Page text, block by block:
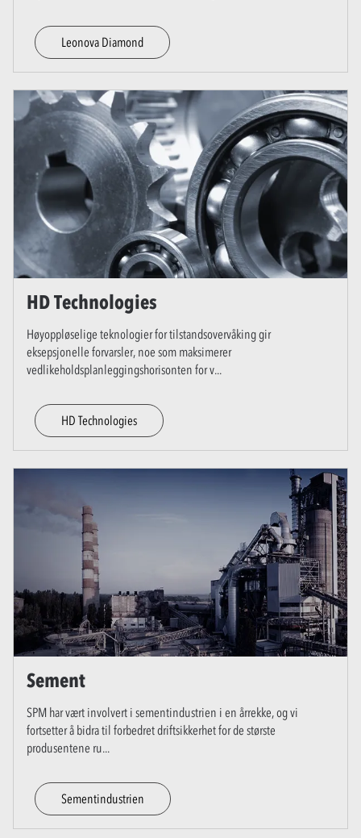
Leonova Diamond
HD Technologies
Høyoppløselige teknologier for tilstandsovervåking gir
eksepsjonelle forvarsler, noe som maksimerer
vedlikeholdsplanleggingshorisonten for v...
HD Technologies
Sement
SPM har vært involvert i sementindustrien i en årrekke, og vi
fortsetter å bidra til forbedret driftsikkerhet for de største
produsentene ru...
Sementindustrien